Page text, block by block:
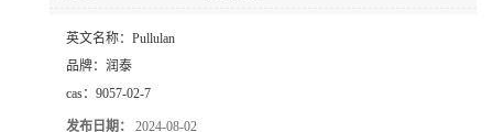
英文名称： Pullulan
品牌： 润泰
cas： 9057-02-7
发布日期： 2024-08-02